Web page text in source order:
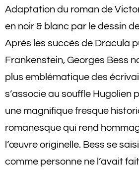
Adaptation du roman de
en noir & blanc par le dessin
Après les succès de Dracula
Frankenstein, Georges Bess
plus emblématique des
s’associe au souffle Hugolien
une magnifique fresque
romanesque qui rend
l’œuvre originelle. Bess se
comme personne ne l’avait